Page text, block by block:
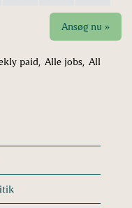
Ansøg nu »
paid, Alle jobs, All